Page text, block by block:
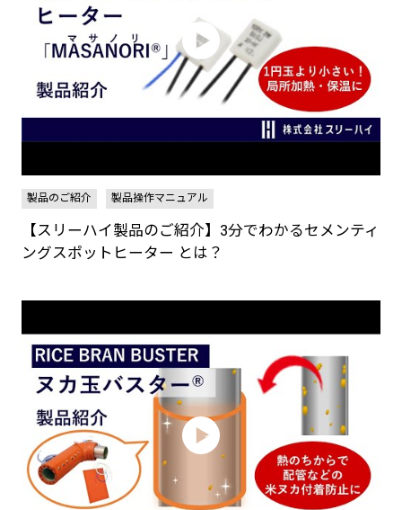
製品のご紹介 製品操作マニュアル
【スリーハイ製品のご紹介】3分でわかるセメンティ
ングスポットヒーター とは？